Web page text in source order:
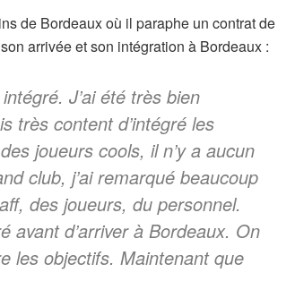
de Bordeaux où il paraphe un contrat de
arrivée et son intégration à Bordeaux :
J’ai été très bien
très content d’intégré les
joueurs cools, il n’y a aucun
club, j’ai remarqué beaucoup
des joueurs, du personnel.
avant d’arriver à Bordeaux. On
les objectifs. Maintenant que